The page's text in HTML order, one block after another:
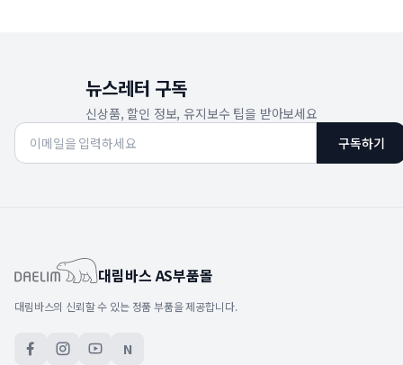
뉴스레터 구독
신상품, 할인 정보, 유지보수 팁을 받아보세요
구독하기
대림바스 AS부품몰
대림바스의 신뢰할 수 있는 정품 부품을 제공합니다.
N